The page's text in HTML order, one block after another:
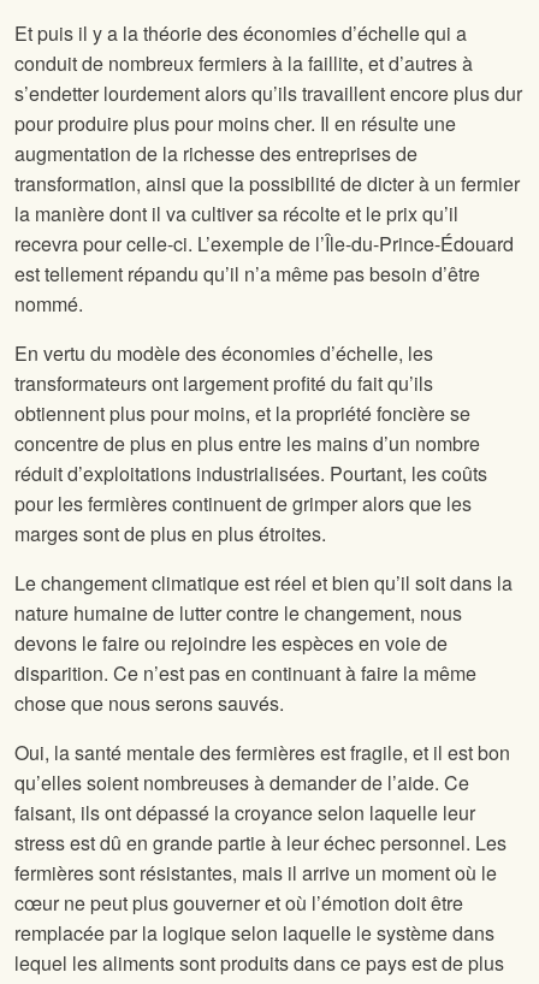
Et puis il y a la théorie des économies d’échelle qui a
conduit de nombreux fermiers à la faillite, et d’autres à
s’endetter lourdement alors qu’ils travaillent encore plus dur
pour produire plus pour moins cher. Il en résulte une
augmentation de la richesse des entreprises de
transformation, ainsi que la possibilité de dicter à un fermier
la manière dont il va cultiver sa récolte et le prix qu’il
recevra pour celle-ci. L’exemple de l’Île-du-Prince-Édouard
est tellement répandu qu’il n’a même pas besoin d’être
nommé.
En vertu du modèle des économies d’échelle, les
transformateurs ont largement profité du fait qu’ils
obtiennent plus pour moins, et la propriété foncière se
concentre de plus en plus entre les mains d’un nombre
réduit d’exploitations industrialisées. Pourtant, les coûts
pour les fermières continuent de grimper alors que les
marges sont de plus en plus étroites.
Le changement climatique est réel et bien qu’il soit dans la
nature humaine de lutter contre le changement, nous
devons le faire ou rejoindre les espèces en voie de
disparition. Ce n’est pas en continuant à faire la même
chose que nous serons sauvés.
Oui, la santé mentale des fermières est fragile, et il est bon
qu’elles soient nombreuses à demander de l’aide. Ce
faisant, ils ont dépassé la croyance selon laquelle leur
stress est dû en grande partie à leur échec personnel. Les
fermières sont résistantes, mais il arrive un moment où le
cœur ne peut plus gouverner et où l’émotion doit être
remplacée par la logique selon laquelle le système dans
lequel les aliments sont produits dans ce pays est de plus